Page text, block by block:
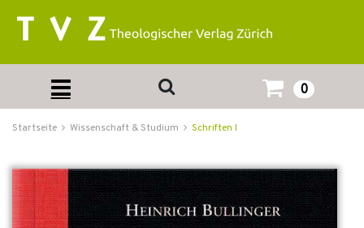
0
Startseite Wissenschaft & Studium Schriften I